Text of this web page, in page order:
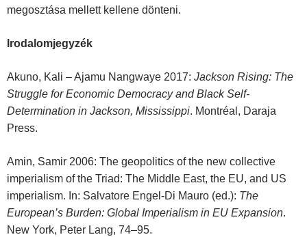
megosztása mellett kellene dönteni.
Irodalomjegyzék
Akuno, Kali – Ajamu Nangwaye 2017: Jackson Rising: The
Struggle for Economic Democracy and Black Self-
Determination in Jackson, Mississippi. Montréal, Daraja
Press.
Amin, Samir 2006: The geopolitics of the new collective
imperialism of the Triad: The Middle East, the EU, and US
imperialism. In: Salvatore Engel-Di Mauro (ed.): The
European’s Burden: Global Imperialism in EU Expansion.
New York, Peter Lang, 74–95.